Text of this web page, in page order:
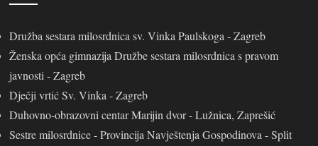
Družba sestara milosrdnica sv. Vinka Paulskoga - Zagreb
Ženska opća gimnazija Družbe sestara milosrdnica s pravom
javnosti - Zagreb
Dječji vrtić Sv. Vinka - Zagreb
Duhovno-obrazovni centar Marijin dvor - Lužnica, Zaprešić
Sestre milosrdnice - Provincija Navještenja Gospodinova - Split